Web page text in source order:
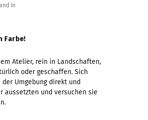
in
Farbe!
Atelier, rein in Landschaften,
oder geschaffen. Sich
der Umgebung direkt und
aussetzten und versuchen sie